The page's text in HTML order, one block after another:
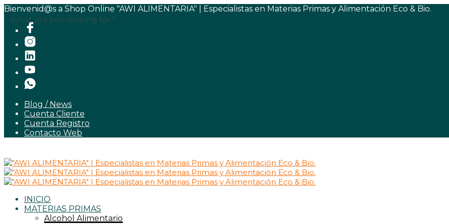
Bienvenid@s a Shop Online "AWI ALIMENTARIA" | Especialistas en Materias Primas y Alimentación Eco & Bio.
Blog / News
Cuenta Cliente
Cuenta Registro
Contacto Web
INICIO
MATERIAS PRIMAS
Alcohol Alimentario
What are you looking for?